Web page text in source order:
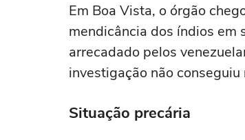
Em Boa Vista, o órgão
mendicância dos índios
arrecadado pelos
investigação não
Situação precária